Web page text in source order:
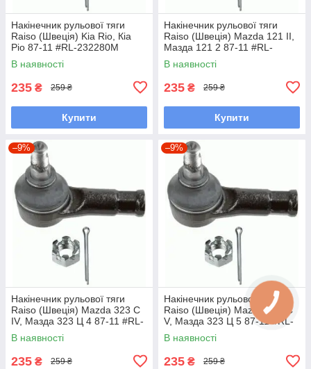
Накінечник рульової тяги
Raiso (Швеція) Kia Rio, Кіа
Ріо 87-11 #RL-232280M
UARVEOA7
В наявності
235 ₴ 259 ₴
Купити
Накінечник рульової тяги
Raiso (Швеція) Mazda 121 II,
Мазда 121 2 87-11 #RL-
232280M UAVIMGB7
В наявності
235 ₴ 259 ₴
Купити
–9%
Накінечник рульової тяги
Raiso (Швеція) Mazda 323 C
IV, Мазда 323 Ц 4 87-11 #RL-
232280M UAVIMGB7
В наявності
235 ₴ 259 ₴
–9%
Накінечник рульової тяги
Raiso (Швеція) Mazda 323 C
V, Мазда 323 Ц 5 87-11 #RL-
232280M UAJBYUV7
В наявності
235 ₴ 259 ₴